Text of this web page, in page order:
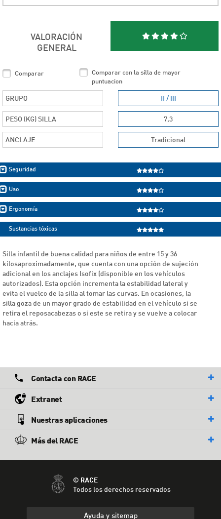
VALORACIÓN
GENERAL
Comparar
Comparar con la silla de mayor
puntuacion
GRUPO II / III
PESO (KG) SILLA 7,3
ANCLAJE Tradicional
Seguridad
Uso
Ergonomía
Sustancias tóxicas
Silla infantil de buena calidad para niños de entre 15 y 36
kilosaproximadamente, que cuenta con una opción de sujeción
adicional en los anclajes Isofix (disponible en los vehículos
autorizados). Esta opción incrementa la estabilidad lateral y
evita el vuelco de la silla al tomar las curvas. En ocasiones, la
silla goza de un mayor grado de estabilidad en el vehículo si se
retira el reposacabezas o si este se retira y se vuelve a colocar
hacia atrás.
Contacta con RACE
Extranet
Nuestras aplicaciones
Más del RACE
© RACE
Todos los derechos reservados
Ayuda y sitemap